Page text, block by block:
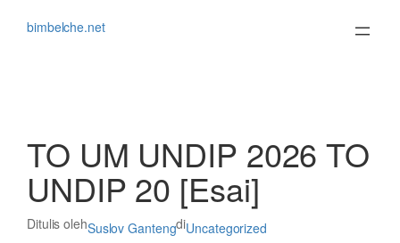
bimbelche.net
TO UM UNDIP 2026 TO
UNDIP 20 [Esai]
Ditulis olehSuslov GantengdiUncategorized